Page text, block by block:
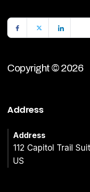
Copyright © 2026
Address
Address
112 Capitol Trail
US